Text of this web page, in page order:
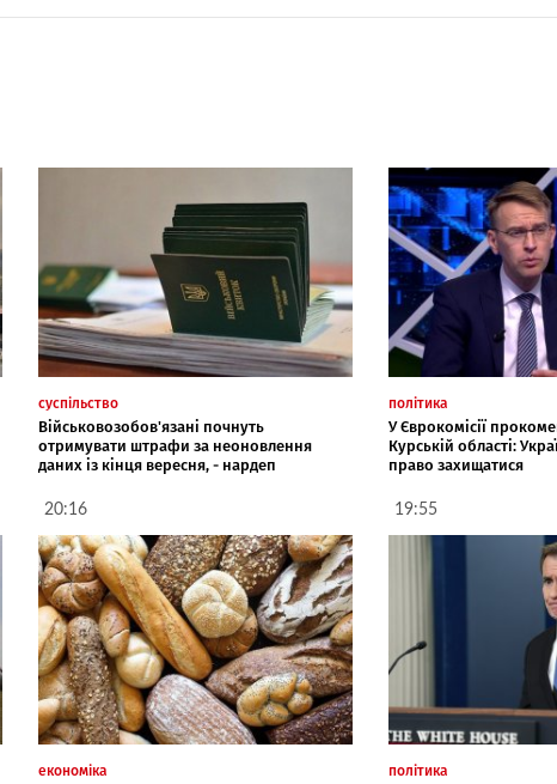
суспільство
Військовозобов'язані почнуть
отримувати штрафи за неоновлення
даних із кінця вересня, - нардеп
20:16
політика
У Єврокомісії
Курській області:
право захищатися
19:55
економіка політика